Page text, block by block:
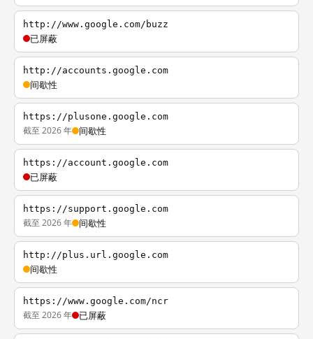
http://www.google.com/buzz
已屏蔽
http://accounts.google.com
间歇性
https://plusone.google.com
截至 2026 年 间歇性
https://account.google.com
已屏蔽
https://support.google.com
截至 2026 年 间歇性
http://plus.url.google.com
间歇性
https://www.google.com/ncr
截至 2026 年 已屏蔽